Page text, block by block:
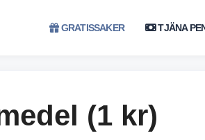
GRATISSAKER TJÄNA
(1 kr)